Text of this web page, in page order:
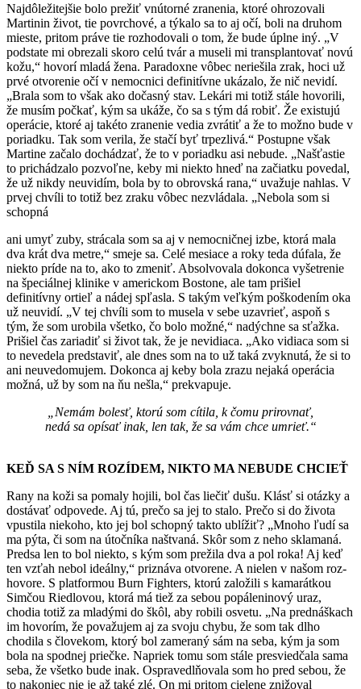
Najdôležitejšie bolo prežiť vnútorné zranenia, kto­ré ohrozovali
Martinin život, tie povrchové, a tý­kalo sa to aj očí, boli na druhom
mieste, pritom práve tie rozhodovali o tom, že bude úplne iný. „V
podstate mi obrezali skoro celú tvár a museli mi transplantovať novú
kožu,“ hovorí mladá žena. Paradoxne vôbec neriešila zrak, hoci už
prvé otvo­renie očí v nemocnici definitívne ukázalo, že nič nevidí.
„Brala som to však ako dočasný stav. Lekári mi totiž stále hovorili,
že musím počkať, kým sa ukáže, čo sa s tým dá robiť. Že existujú
operácie, ktoré aj takéto zranenie vedia zvrátiť a že to možno bude v
poriadku. Tak som verila, že stačí byť trpez­livá.“ Postupne však
Martine začalo dochádzať, že to v poriadku asi nebude. „Našťastie
to prichádza­lo pozvoľne, keby mi niekto hneď na začiatku po­vedal,
že už nikdy neuvidím, bola by to obrovská rana,“ uvažuje nahlas. V
prvej chvíli to totiž bez zraku vôbec nezvládala. „Nebola som si
schopná
ani umyť zuby, strácala som sa aj v nemocničnej izbe, ktorá mala
dva krát dva metre,“ smeje sa. Celé mesiace a roky teda dúfala, že
niekto príde na to, ako to zmeniť. Absolvovala dokonca vyšetrenie
na špeciálnej klinike v americkom Bostone, ale tam prišiel
definitívny ortieľ a nádej spľasla. S takým veľkým poškodením oka
už neuvidí. „V tej chví­li som to musela v sebe uzavrieť, aspoň s
tým, že som urobila všetko, čo bolo možné,“ nadýchne sa sťažka.
Prišiel čas zariadiť si život tak, že je nevidia­ca. „Ako vidiaca som si
to nevedela predstaviť, ale dnes som na to už taká zvyknutá, že si to
ani neuve­domujem. Dokonca aj keby bola zrazu nejaká ope­rácia
možná, už by som na ňu nešla,“ prekvapuje.
„Nemám bolesť, ktorú som cítila, k čomu prirovnať,
nedá sa opísať inak, len tak, že sa vám chce umrieť.“
KEĎ SA S NÍM ROZÍDEM, NIKTO MA NEBUDE CHCIEŤ
Rany na koži sa pomaly hojili, bol čas liečiť dušu. Klásť si otázky a
dostávať odpovede. Aj tú, prečo sa jej to stalo. Prečo si do života
vpustila niekoho, kto jej bol schopný takto ublížiť? „Mnoho ľudí sa
ma pýta, či som na útočníka naštvaná. Skôr som z neho sklamaná.
Predsa len to bol niekto, s kým som prežila dva a pol roka! Aj keď
ten vzťah nebol ideálny,“ priznáva otvorene. A nielen v našom roz­
hovore. S platformou Burn Fighters, ktorú založili s kamarátkou
Simčou Riedlovou, ktorá má tiež za sebou popáleninový uraz,
chodia totiž za mladý­mi do škôl, aby robili osvetu. „Na prednáškach
im hovorím, že považujem aj za svoju chybu, že som tak dlho
chodila s človekom, ktorý bol zameraný sám na seba, kým ja som
bola na spodnej priečke. Napriek tomu som stále presviedčala sama
seba, že všetko bude inak. Ospravedlňovala som ho pred sebou, že
to nakoniec nie je až také zlé. On mi pri­tom cielene znižoval